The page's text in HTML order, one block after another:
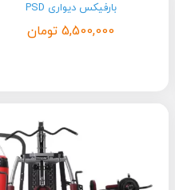
بارفیکس دیواری PSD
5,500,000 تومان